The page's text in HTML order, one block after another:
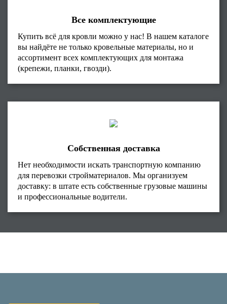
Все комплектующие
Купить всё для кровли можно у нас! В нашем каталоге
вы найдёте не только кровельные материалы, но и
ассортимент всех комплектующих для монтажа
(крепежи, планки, гвозди).
Собственная доставка
Нет необходимости искать транспортную компанию
для перевозки стройматериалов. Мы организуем
доставку: в штате есть собственные грузовые машины
и профессиональные водители.